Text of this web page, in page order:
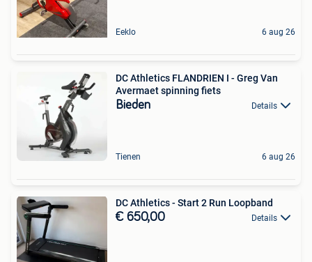
Eeklo 6 aug 26
DC Athletics FLANDRIEN I - Greg Van
Avermaet spinning fiets
Bieden Details
Tienen 6 aug 26
DC Athletics - Start 2 Run Loopband
€ 650,00 Details